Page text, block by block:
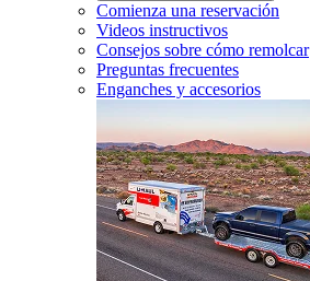
Comienza una reservación
Videos instructivos
Consejos sobre cómo remolcar
Preguntas frecuentes
Enganches y accesorios